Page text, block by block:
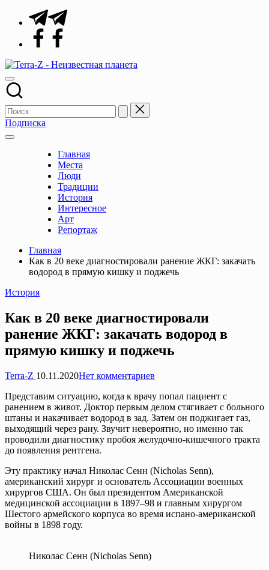
Перейти
содержимому
Telegram
Facebook
планета
Места,
традиции,
история,
события
Подписка
Главная
Места
Люди
Традиции
История
Интересное
Арт
Репортаж
Главная
Как в 20 веке диагностировали ранение ЖКГ: закачать
водород в прямую кишку и поджечь
Опубликовано
История
Как в 20 веке диагностировали
ранение ЖКГ: закачать водород в
прямую кишку и поджечь
Запись
Terra-Z 10.11.2020Нет комментариев
Представим ситуацию, когда к врачу попал пациент с
ранением в живот. Доктор первым делом стягивает с больного
штаны и накачивает водород в зад. Затем он поджигает газ,
выходящий через рану. Звучит невероятно, но именно так
проводили диагностику пробоя желудочно-кишечного тракта
до появления рентгена.
Эту практику начал Николас Сенн (Nicholas Senn),
американский хирург и основатель Ассоциации военных
хирургов США. Он был президентом Американской
медицинской ассоциации в 1897–98 и главным хирургом
Шестого армейского корпуса во время испано-американской
войны в 1898 году.
Николас Сенн (Nicholas Senn)